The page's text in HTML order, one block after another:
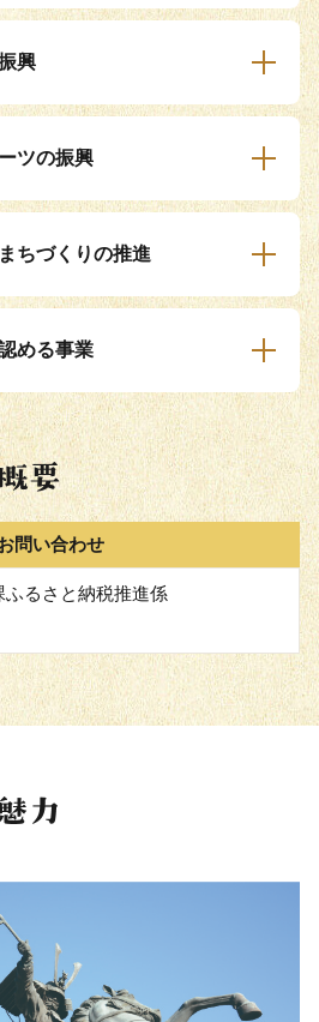
興
ツの振興
ちづくりの推進
める事業
問い合わせ
るさと納税推進係